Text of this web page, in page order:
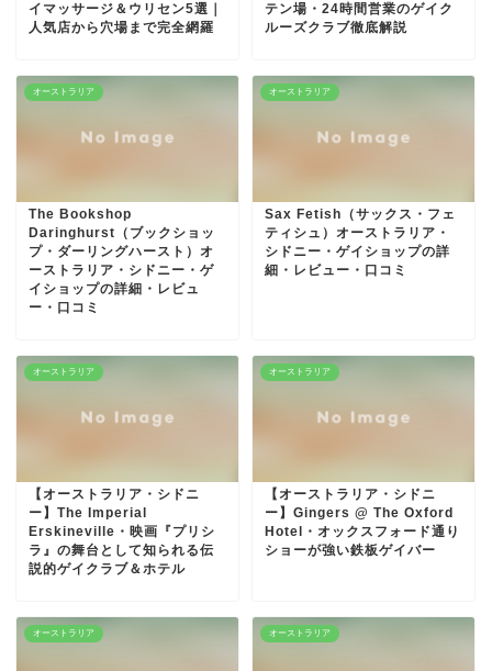
イマッサージ＆ウリセン5選｜
人気店から穴場まで完全網羅
テン場・24時間営業のゲイク
ルーズクラブ徹底解説
オーストラリア
The Bookshop
Daringhurst（ブックショッ
プ・ダーリングハースト）オ
ーストラリア・シドニー・ゲ
イショップの詳細・レビュ
ー・口コミ
オーストラリア
Sax Fetish（サックス・フェ
ティシュ）オーストラリア・
シドニー・ゲイショップの詳
細・レビュー・口コミ
オーストラリア
【オーストラリア・シドニ
ー】The Imperial
Erskineville・映画『プリシ
ラ』の舞台として知られる伝
説的ゲイクラブ＆ホテル
オーストラリア
【オーストラリア・シドニ
ー】Gingers @ The Oxford
Hotel・オックスフォード通り
ショーが強い鉄板ゲイバー
オーストラリア オーストラリア